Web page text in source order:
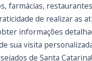
farmácias,
de realizar as
informações
sua visita
de Santa Catarina!